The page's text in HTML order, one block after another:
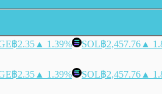
฿2.35 ▲ 1.39% SOL฿2,457.76 ▲
฿2.35 ▲ 1.39% SOL฿2,457.76 ▲